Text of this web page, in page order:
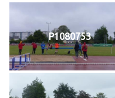
P1080753